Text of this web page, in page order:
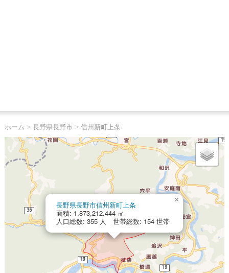
ホーム > 長野県長野市> 信州新町上条
長野県長野市信州新町上条
面積: 1,873,212.444 ㎡
人口総数: 355 人 世帯総数: 154 世帯
×